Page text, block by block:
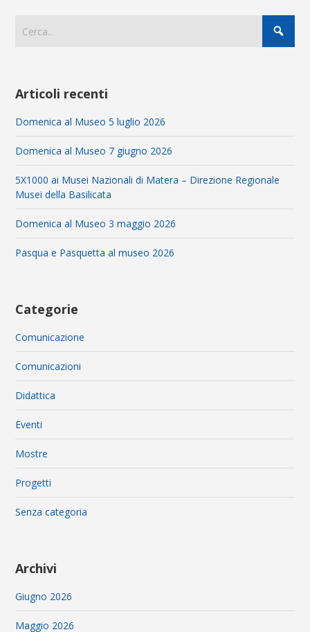
Articoli recenti
Domenica al Museo 5 luglio 2026
Domenica al Museo 7 giugno 2026
5X1000 ai Musei Nazionali di Matera – Direzione Regionale
Musei della Basilicata
Domenica al Museo 3 maggio 2026
Pasqua e Pasquetta al museo 2026
Categorie
Comunicazione
Comunicazioni
Didattica
Eventi
Mostre
Progetti
Senza categoria
Archivi
Giugno 2026
Maggio 2026